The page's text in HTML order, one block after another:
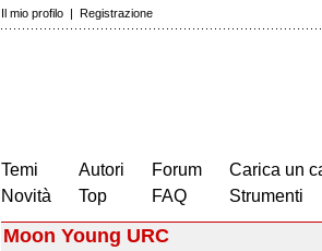
Il mio profilo | Registrazione
Temi
Novità
Autori
Top
Forum
FAQ
Carica un
Strumenti
Moon Young URC